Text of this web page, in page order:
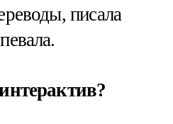
писала